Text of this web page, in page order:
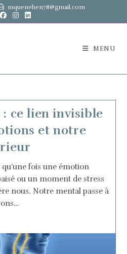
mquenehen78@gmail.com
MENU
: ce lien invisible
et notre
fois une émotion
ou un moment de stress
nous. Notre mental passe à